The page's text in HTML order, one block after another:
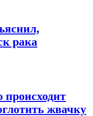
рака
происходит
жвачку